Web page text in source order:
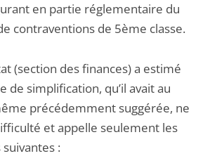
en partie réglementaire du
contraventions de 5ème classe.
(section des finances) a estimé
de simplification, qu’il avait au
précédemment suggérée, ne
et appelle seulement les
: